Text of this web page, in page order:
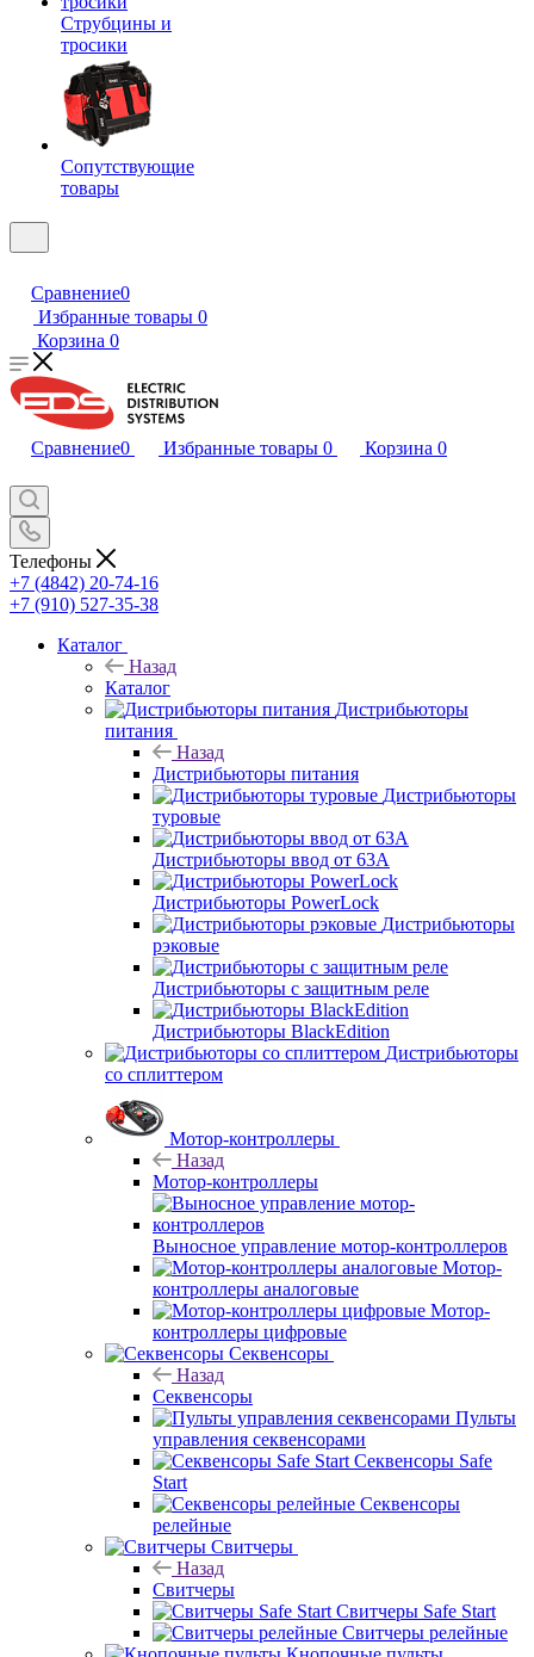
Струбцины и
тросики
Сопутствующие
товары
Сравнение0
Избранные товары 0
Корзина 0
Сравнение0 Избранные товары 0 Корзина 0
Телефоны
+7 (4842) 20-74-16
+7 (910) 527-35-38
Каталог
Назад
Каталог
Дистрибьюторы
питания
Назад
Дистрибьюторы питания
Дистрибьюторы
туровые
Дистрибьюторы ввод от 63A
Дистрибьюторы PowerLock
Дистрибьюторы
рэковые
Дистрибьюторы с защитным реле
Дистрибьюторы BlackEdition
Дистрибьюторы
со сплиттером
Мотор-контроллеры
Назад
Мотор-контроллеры
Выносное управление мотор-контроллеров
Мотор-
контроллеры аналоговые
Мотор-
контроллеры цифровые
Секвенсоры
Назад
Секвенсоры
Пульты
управления секвенсорами
Секвенсоры Safe
Start
Секвенсоры
релейные
Свитчеры
Назад
Свитчеры
Свитчеры Safe Start
Свитчеры релейные